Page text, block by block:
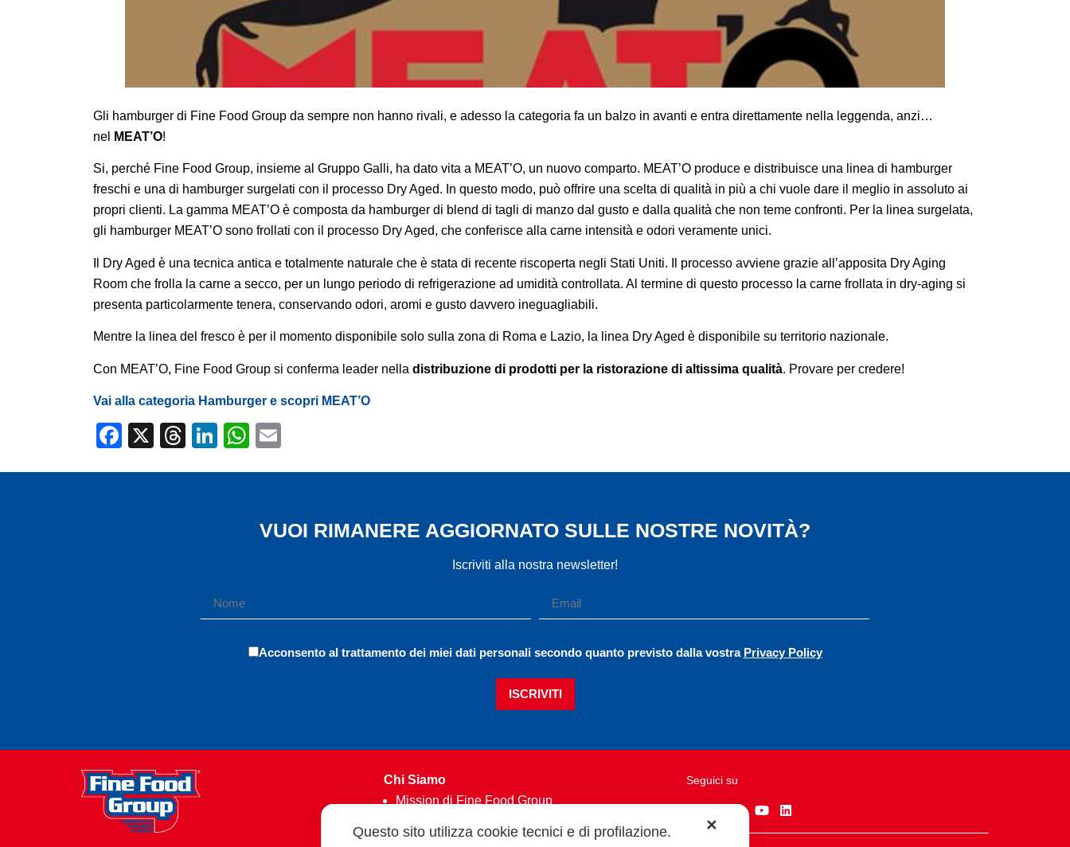
Gli hamburger di Fine Food Group da sempre non hanno rivali, e adesso la categoria fa un balzo in avanti e entra direttamente nella leggenda, anzi…
nel
MEAT’O!
Si, perché Fine Food Group, insieme al Gruppo Galli, ha dato vita a MEAT’O, un nuovo comparto. MEAT’O produce e distribuisce una linea di hamburger
freschi e una di hamburger surgelati con il processo Dry Aged. In questo modo, può offrire una scelta di qualità in più a chi vuole dare il meglio in assoluto ai
propri clienti. La gamma MEAT’O è composta da hamburger di blend di tagli di manzo dal gusto e dalla qualità che non teme confronti. Per la linea surgelata,
gli hamburger MEAT’O sono frollati con il processo Dry Aged, che conferisce alla carne intensità e odori veramente unici.
Il Dry Aged è una tecnica antica e totalmente naturale che è stata di recente riscoperta negli Stati Uniti. Il processo avviene grazie all’apposita Dry Aging
Room che frolla la carne a secco, per un lungo periodo di refrigerazione ad umidità controllata. Al termine di questo processo la carne frollata in dry-aging si
presenta particolarmente tenera, conservando odori, aromi e gusto davvero ineguagliabili.
Mentre la linea del fresco è per il momento disponibile solo sulla zona di Roma e Lazio, la linea Dry Aged è disponibile su territorio nazionale.
Con MEAT’O, Fine Food Group si conferma leader nella distribuzione di prodotti per la ristorazione di altissima qualità. Provare per credere!
Vai alla categoria Hamburger e scopri MEAT’O
Facebook
X Threads
LinkedIn
WhatsApp
VUOI RIMANERE AGGIORNATO SULLE NOSTRE NOVITÀ?
Iscriviti alla nostra newsletter!
Acconsento al trattamento dei miei dati personali secondo quanto previsto dalla vostra Privacy Policy
ISCRIVITI
Chi Siamo
Mission di Fine Food Group
Seguici su
✕
Questo sito utilizza cookie tecnici e di profilazione.